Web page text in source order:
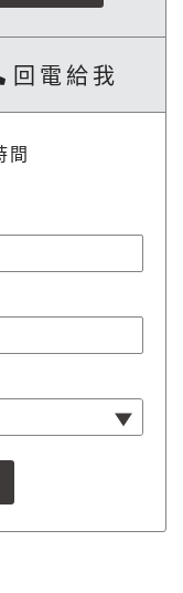
回電給我
間